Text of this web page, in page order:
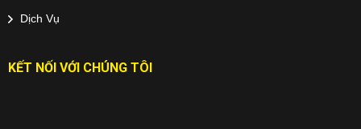
Dịch Vụ
KẾT NỐI VỚI CHÚNG TÔI